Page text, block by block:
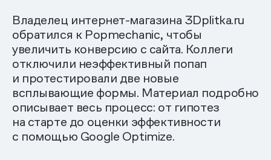
Владелец интернет-магазина 3Dplitka.ru
обратился к Popmechanic, чтобы
увеличить конверсию с сайта. Коллеги
отключили неэффективный попап
и протестировали две новые
всплывающие формы. Материал подробно
описывает весь процесс: от гипотез
на старте до оценки эффективности
с помощью Google Optimize.